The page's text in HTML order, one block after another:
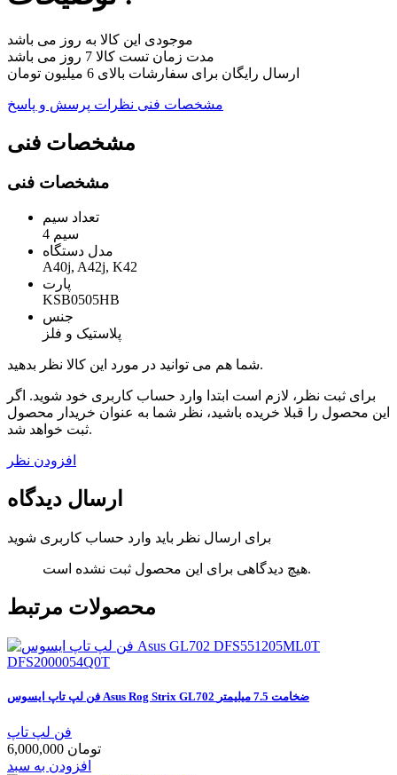
موجودی این کالا به روز می باشد
مدت زمان تست کالا 7 روز می باشد
ارسال رایگان برای سفارشات بالای 6 میلیون تومان
مشخصات فنی نظرات پرسش و پاسخ
مشخصات فنی
مشخصات فنی
تعداد سیم
4 سیم
مدل دستگاه
A40j, A42j, K42
پارت
KSB0505HB
جنس
پلاستیک و فلز
شما هم می توانید در مورد این کالا نظر بدهید.
برای ثبت نظر، لازم است ابتدا وارد حساب کاربری خود شوید. اگر
این محصول را قبلا خریده باشید، نظر شما به عنوان خریدار محصول
ثبت خواهد شد.
افزودن نظر
ارسال دیدگاه
برای ارسال نظر باید وارد حساب کاربری شوید
هیچ دیدگاهی برای این محصول ثبت نشده است.
محصولات مرتبط
فن لپ تاپ ایسوس Asus Rog Strix GL702 ضخامت 7.5 میلیمتر
فن لپ تاپ
6,000,000 تومان
افزودن به سبد